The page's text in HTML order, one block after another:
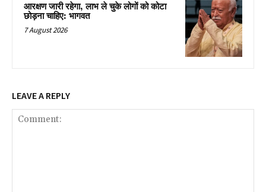
आरक्षण जारी रहेगा, लाभ ले चुके लोगों को कोटा
छोड़ना चाहिए: भागवत
7 August 2026
LEAVE A REPLY